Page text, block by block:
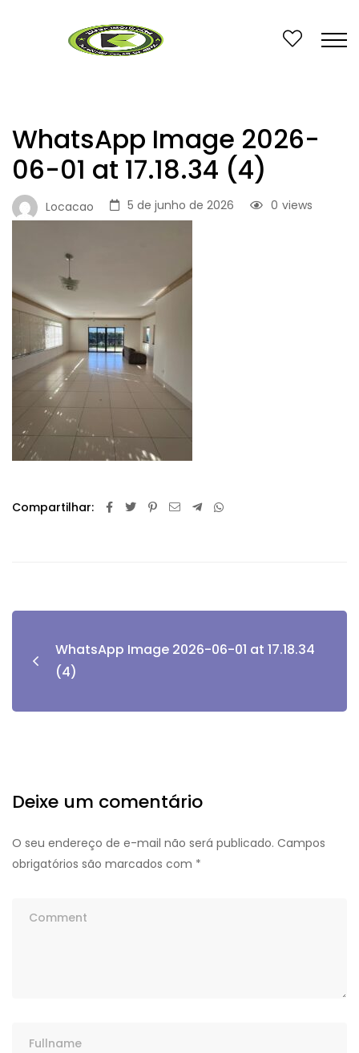
WhatsApp Image 2026-
06-01 at 17.18.34 (4)
Locacao 5 de junho de 2026 views
0
Compartilhar:
WhatsApp Image 2026-06-01 at 17.18.34
(4)
Deixe um comentário
O seu endereço de e-mail não será publicado. Campos
obrigatórios são marcados com *